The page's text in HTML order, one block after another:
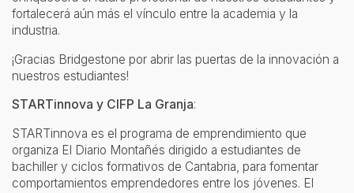
fortalecerá aún más el vínculo entre la academia y la
industria.
¡Gracias Bridgestone por abrir las puertas de la innovación a
nuestros estudiantes!
STARTinnova y CIFP La Granja:
STARTinnova es el programa de emprendimiento que
organiza El Diario Montañés dirigido a estudiantes de
bachiller y ciclos formativos de Cantabria, para fomentar
comportamientos emprendedores entre los jóvenes. El